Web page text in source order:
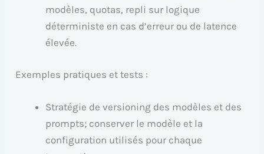
modèles, quotas, repli sur logique
déterministe en cas d’erreur ou de latence
élevée.
Exemples pratiques et tests :
Stratégie de versioning des modèles et des
prompts; conserver le modèle et la
configuration utilisés pour chaque